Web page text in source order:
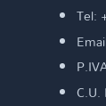
Tel:
C.U.